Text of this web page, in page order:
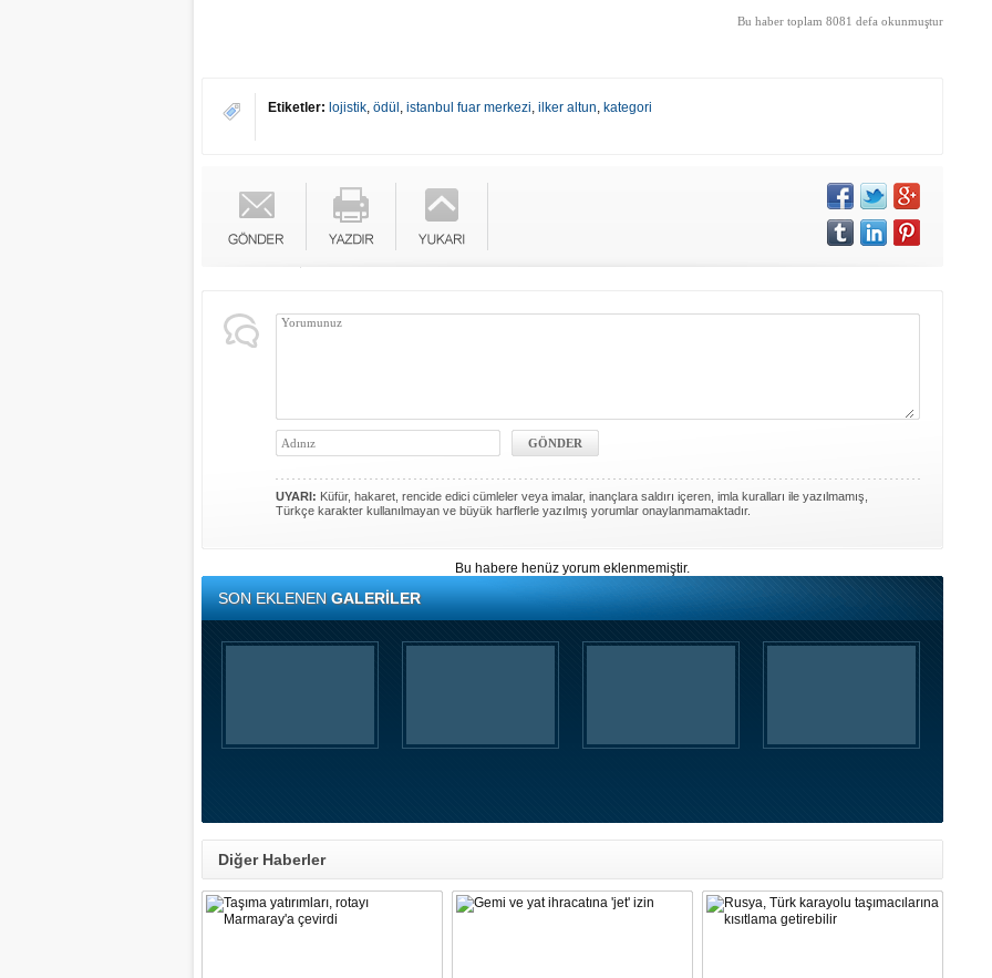
Bu haber toplam 8081 defa okunmuştur
Etiketler: lojistik, ödül , istanbul fuar merkezi, ilker altun, kategori
UYARI: Küfür, hakaret, rencide edici cümleler veya imalar, inançlara saldırı içeren, imla kuralları ile yazılmamış,
Türkçe karakter kullanılmayan ve büyük harflerle yazılmış yorumlar onaylanmamaktadır.
Bu habere henüz yorum eklenmemiştir.
SON EKLENENGALERİLER
Diğer Haberler